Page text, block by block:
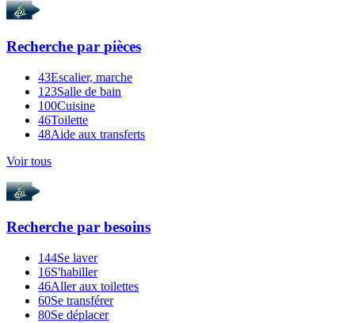
Recherche par pièces
43Escalier, marche
123Salle de bain
100Cuisine
46Toilette
48Aide aux transferts
Voir tous
Recherche par besoins
144Se laver
16S'habiller
46Aller aux toilettes
60Se transférer
80Se déplacer